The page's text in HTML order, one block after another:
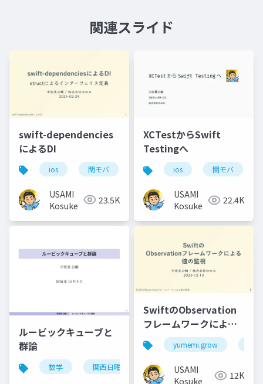
関連スライド
swift-dependencies
によるDI
ios 関モバ
USAMI
Kosuke
23.5K
XCTestからSwift
Testingへ
ios 関モバ
USAMI
Kosuke
22.4K
ルービックキューブと
群論
数学 関西日曜数学友の会
SwiftのObservation
フレームワークによる
値の監視yumemi.grow
USAMI
Kosuke
12K